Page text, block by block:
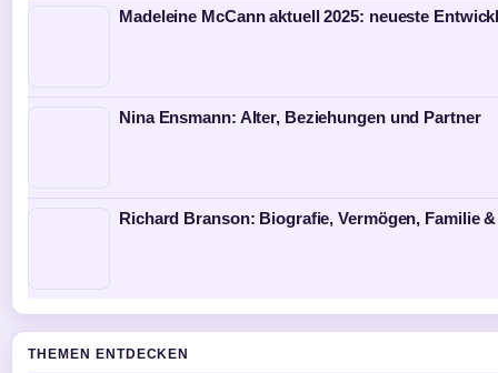
Madeleine McCann aktuell 2025: neueste
Nina Ensmann: Alter, Beziehungen und Partner
Richard Branson: Biografie, Vermögen, Familie
THEMEN ENTDECKEN